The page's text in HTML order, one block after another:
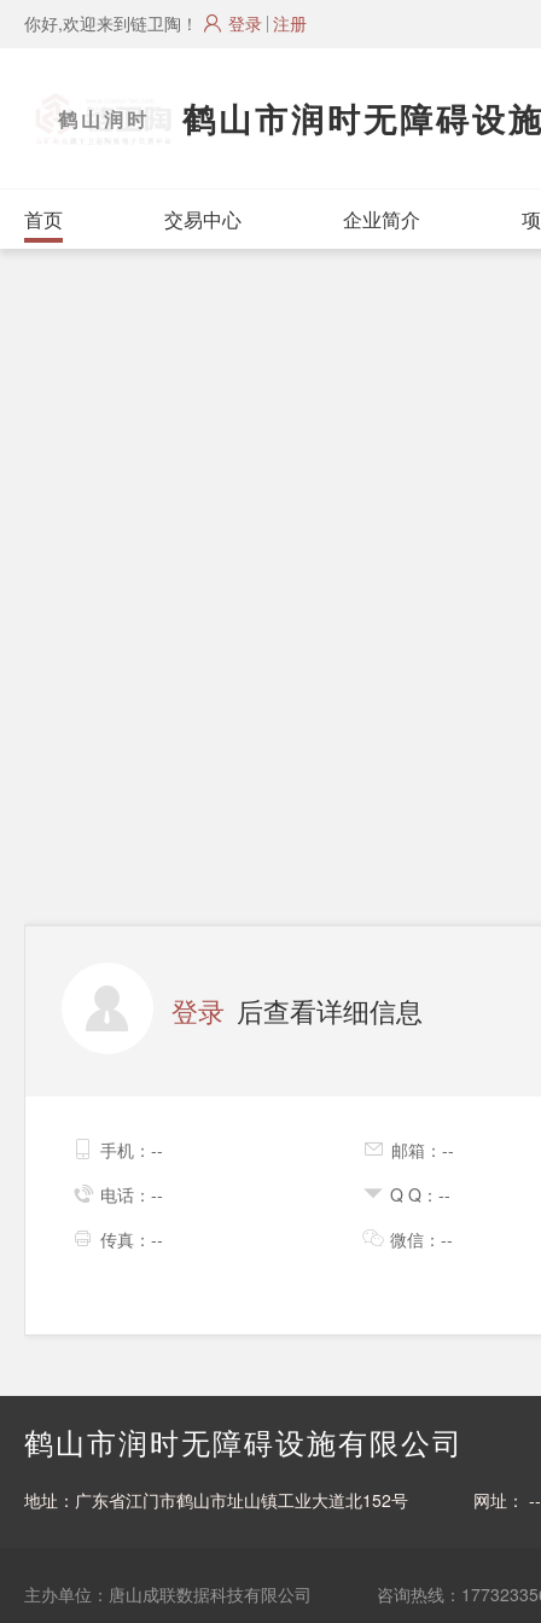
你好,欢迎来到链卫陶！ 登录 注册
鹤山润时 鹤山市润时无障碍设
首页 交易中心 企业简介
登录 后查看详细信息
手机：--
邮箱：--
电话：--
Q Q：--
传真：--
微信：--
鹤山市润时无障碍设施有限公司
地址：广东省江门市鹤山市址山镇工业大道北152号 网址： --
主办单位：唐山成联数据科技有限公司 咨询热线：